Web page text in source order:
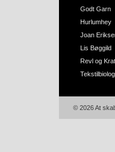
Godt Garn
Hurlumhey
Joan
Lis Bøggild
Revl og Krat
© 2026 At